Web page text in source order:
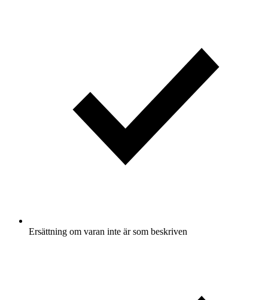
Ersättning om varan inte är som beskriven